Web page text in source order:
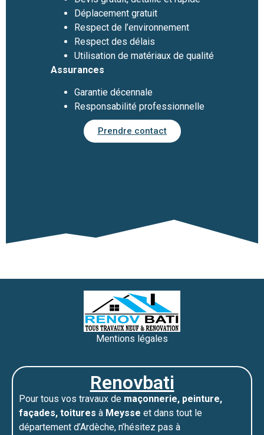
Déplacement gratuit
Respect de l’environnement
Respect des délais
Utilisation de matériaux de qualité
Assurances
Garantie décennale
Responsabilité professionnelle
Prendre contact
Mentions légales
Renovbati
Pour tous vos travaux de maçonnerie, peinture,
façades, toitures à Meysse et dans tout le
département d’Ardèche, n’hésitez pas à